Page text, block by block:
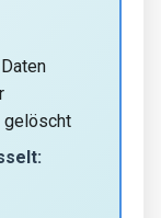
gelöscht